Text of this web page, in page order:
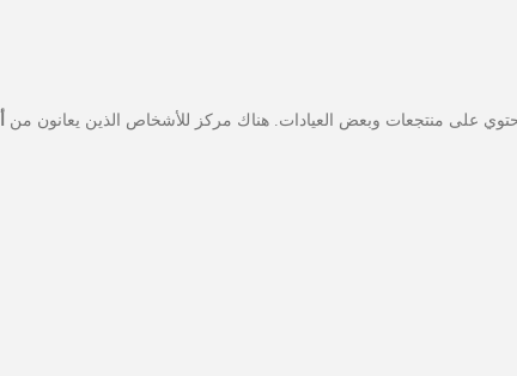
تحتوي على منتجعات وبعض العيادات. هناك مركز للأشخاص الذين يعانون من